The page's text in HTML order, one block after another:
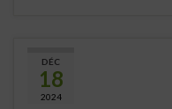
DÉC
18
2024